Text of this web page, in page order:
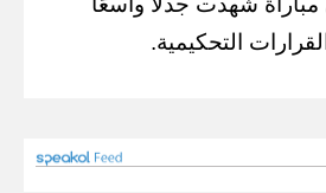
التحكيمية.